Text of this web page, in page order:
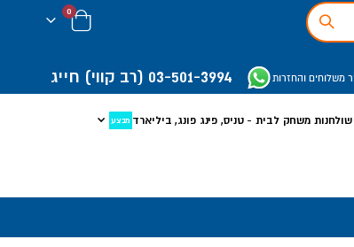
03-501-3994 (רב קווי) חייג משלוחים והחזרות
Cart
0פריטים
שולחנות משחק לבית - טניס, פינג פונג, ביליארד מבצע